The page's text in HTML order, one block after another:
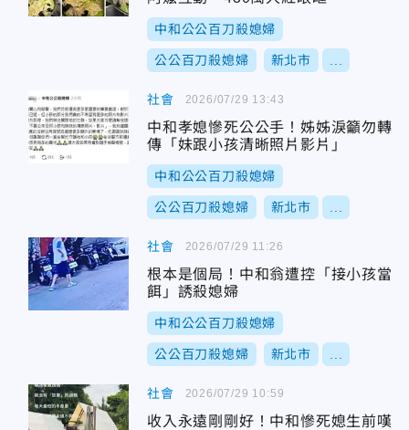
中和公公百刀殺媳婦
公公百刀殺媳婦 新北市
社會
中和孝媳慘死公公手！姊姊淚籲勿轉
傳「妹跟小孩清晰照片影片」
中和公公百刀殺媳婦
公公百刀殺媳婦 新北市
2026/07/29 13:43
社會
根本是個局！中和翁遭控「接小孩當
餌」誘殺媳婦
中和公公百刀殺媳婦
公公百刀殺媳婦 新北市
2026/07/29 11:26
社會
收入永遠剛剛好！中和慘死媳生前嘆
2026/07/29 10:59